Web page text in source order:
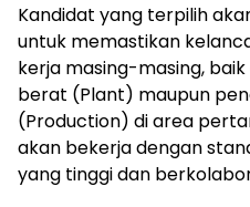
Kandidat yang terpilih
untuk memastikan
kerja masing-masing,
berat (Plant) maupun
(Production) di area
akan bekerja dengan
yang tinggi dan